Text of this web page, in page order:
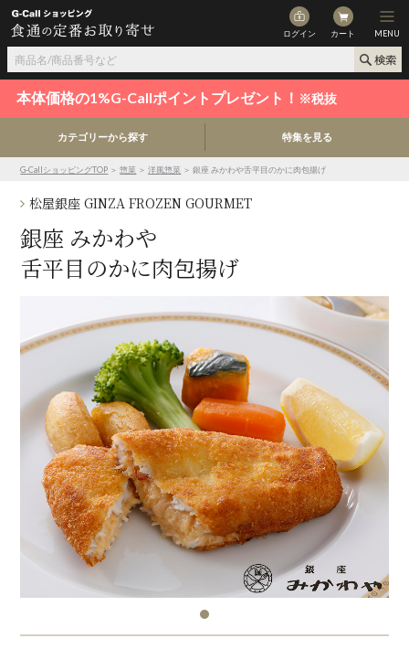
ログイン カート MENU
本体価格の1%G-Callポイントプレゼント！ ※税抜
カテゴリーから探す 特集を見る
G-CallショッピングTOP ＞惣菜 ＞洋風惣菜 ＞ 銀座 みかわや舌平目のかに肉包揚げ
松屋銀座 GINZA FROZEN GOURMET
銀座 みかわや
舌平目のかに肉包揚げ